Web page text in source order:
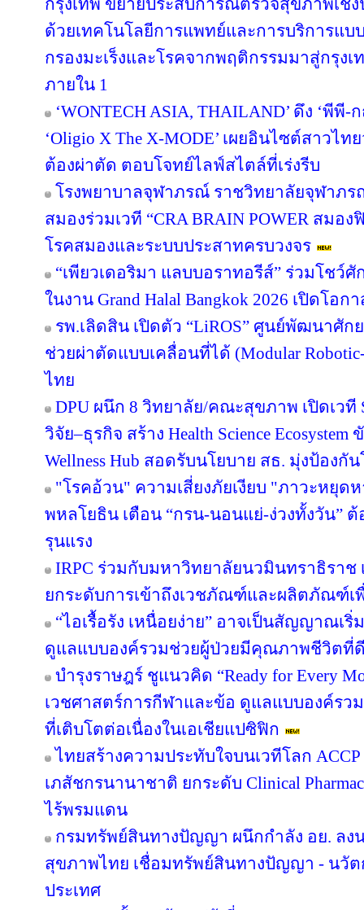
กรุงเทพ ขยายประสบการณ์ตรวจสุขภาพเชิ
ด้วยเทคโนโลยีการแพทย์และการบริการแ
กรองมะเร็งและโรคจากพฤติกรรมมาสู่กรุง
ภายใน 1
‘WONTECH ASIA, THAILAND’ ดึง ‘พีพี
‘Oligio X The X-MODE’ เผยอินไซต์สาวไ
ต้องผ่าตัด ตอบโจทย์ไลฟ์สไตล์ที่เร่งรีบ
โรงพยาบาลจุฬาภรณ์ ราชวิทยาลัยจุฬาภ
สมองร่วมเวที “CRA BRAIN POWER สม
โรคสมองและระบบประสาทครบวงจร
“เพียวเดอริมา แลบบอราทอรีส์” ร่วมโชว์
ในงาน Grand Halal Bangkok 2026 เปิดโอ
รพ.เลิดสิน เปิดตัว “LiROS” ศูนย์พัฒนาศั
ช่วยผ่าตัดแบบเคลื่อนที่ได้ (Modular
ไทย
DPU ผนึก 8 วิทยาลัย/คณะสุขภาพ เปิดเวที
วิจัย–ธุรกิจ สร้าง Health Science
Wellness Hub สอดรับนโยบาย สธ. มุ่งป้องกั
"โรคอ้วน" ความเสี่ยงภัยเงียบ "ภาวะหยุ
พหลโยธิน เตือน “กรน-นอนแย่-ง่วงทั้งวัน”
รุนแรง
IRPC ร่วมกับมหาวิทยาลัยนวมินทราธิราช เ
ยกระดับการเข้าถึงเวชภัณฑ์และผลิตภัณฑ์เ
“ไอเรื้อรัง เหนื่อยง่าย” อาจเป็นสัญญาณเ
ดูแลแบบองค์รวมช่วยผู้ป่วยมีคุณภาพชีวิตที่
บำรุงราษฎร์ ชูแนวคิด “Ready for Every
เวชศาสตร์การกีฬาและข้อ ดูแลแบบองค์รว
ที่เติบโตต่อเนื่องในเอเชียแปซิฟิก
ไทยสร้างความประทับใจบนเวทีโลก ACCP
เภสัชกรนานาชาติ ยกระดับ Clinical
ไร้พรมแดน
กรมทรัพย์สินทางปัญญา ผนึกกำลัง อย. ล
สุขภาพไทย เชื่อมทรัพย์สินทางปัญญา - นวัต
ประเทศ